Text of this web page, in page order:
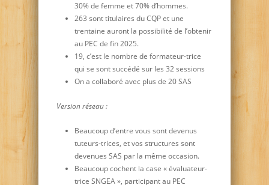
30% de femme et 70% d’hommes.
263 sont titulaires du CQP et une
trentaine auront la possibilité de l’obtenir
au PEC de fin 2025.
19, c’est le nombre de formateur-trice
qui se sont succédé sur les 32 sessions
On a collaboré avec plus de 20 SAS
Version réseau :
Beaucoup d’entre vous sont devenus
tuteurs-trices, et vos structures sont
devenues SAS par la même occasion.
Beaucoup cochent la case « évaluateur-
trice SNGEA », participant au PEC